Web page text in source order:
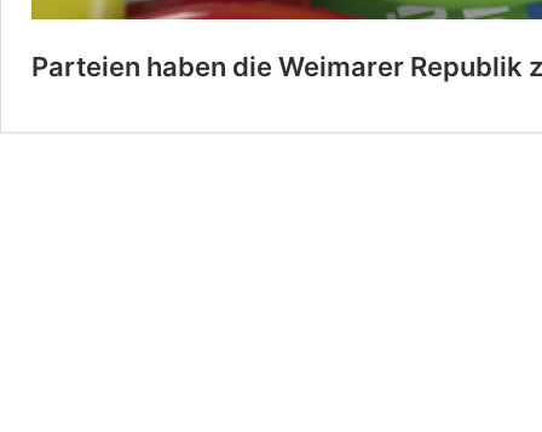
Parteien haben die Weimarer